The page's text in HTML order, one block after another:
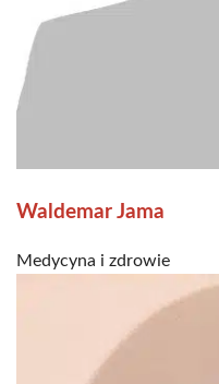
Waldemar Jama
Medycyna i zdrowie